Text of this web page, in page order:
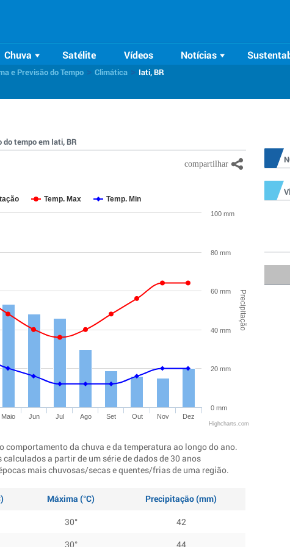
Chuva Satélite Vídeos Notícias
e Previsão do Tempo Climática Iati, BR
tempo em Iati, BR
Precipitação
Temp. Max Temp. Min
Maio Jun Jul Ago Set Out Nov Dez
0 mm
20 mm
40 mm
60 mm
80 mm
100 mm
Highcharts.com
comportamento da chuva e da temperatura ao longo do ano.
a partir de um série de dados de 30 anos
mais chuvosas/secas e quentes/frias de uma região.
Máxima (°C)
Precipitação (mm)
30°
42
30°
44